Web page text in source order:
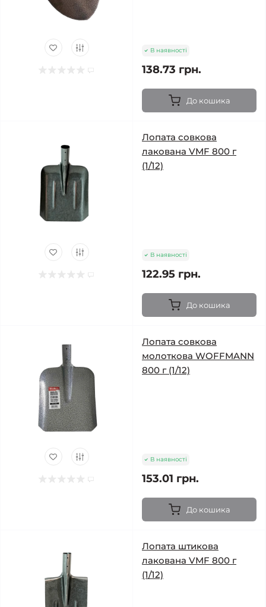
В наявності
138.73 грн.
До кошика
Лопата совкова
лакована VMF 800 г
(1/12)
В наявності
122.95 грн.
До кошика
Лопата совкова
молоткова WOFFMANN
800 г (1/12)
В наявності
153.01 грн.
До кошика
Лопата штикова
лакована VMF 800 г
(1/12)